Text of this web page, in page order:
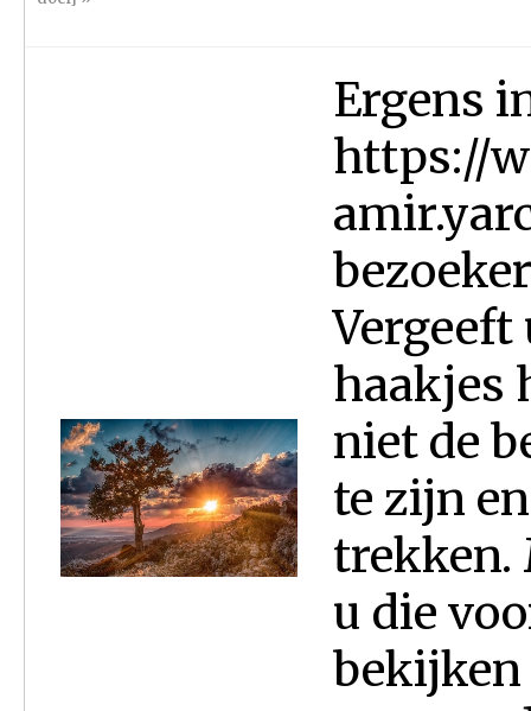
Ergens
https://
haakjes
niet de
te zijn
trekken.
u die
bekijken